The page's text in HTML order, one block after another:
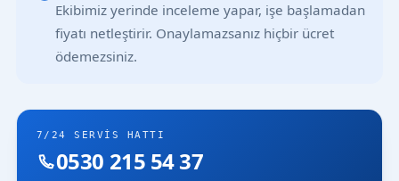
Ekibimiz yerinde inceleme yapar, işe başlamadan
fiyatı netleştirir. Onaylamazsanız hiçbir ücret
ödemezsiniz.
7/24 SERVIS HATTI
0530 215 54 37